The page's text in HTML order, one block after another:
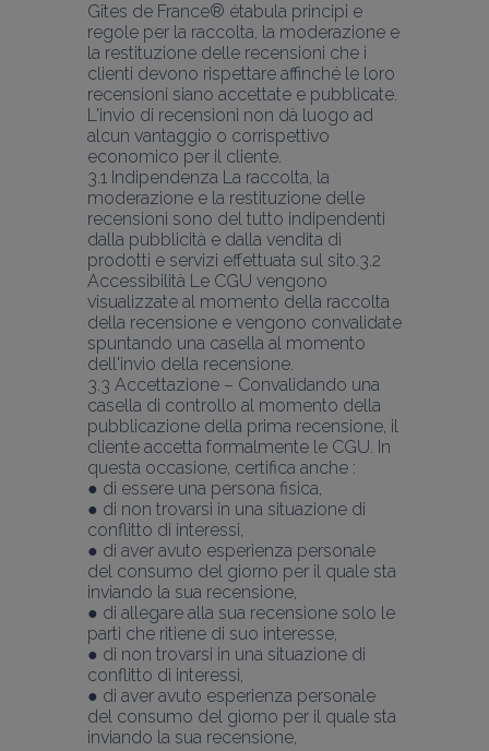
Gîtes de France® étabula principi e
regole per la raccolta, la moderazione e
la restituzione delle recensioni che i
clienti devono rispettare affinché le loro
recensioni siano accettate e pubblicate.
L'invio di recensioni non dà luogo ad
alcun vantaggio o corrispettivo
economico per il cliente.
3.1 Indipendenza La raccolta, la
moderazione e la restituzione delle
recensioni sono del tutto indipendenti
dalla pubblicità e dalla vendita di
prodotti e servizi effettuata sul sito.3.2
Accessibilità Le CGU vengono
visualizzate al momento della raccolta
della recensione e vengono convalidate
spuntando una casella al momento
dell'invio della recensione.
3.3 Accettazione – Convalidando una
casella di controllo al momento della
pubblicazione della prima recensione, il
cliente accetta formalmente le CGU. In
questa occasione, certifica anche :
● di essere una persona fisica,
● di non trovarsi in una situazione di
conflitto di interessi,
● di aver avuto esperienza personale
del consumo del giorno per il quale sta
inviando la sua recensione,
● di allegare alla sua recensione solo le
parti che ritiene di suo interesse,
● di non trovarsi in una situazione di
conflitto di interessi,
● di aver avuto esperienza personale
del consumo del giorno per il quale sta
inviando la sua recensione,